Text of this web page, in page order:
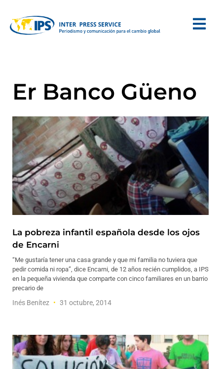
Er Banco Güeno
La pobreza infantil española desde los ojos
de Encarni
“Me gustaría tener una casa grande y que mi familia no tuviera que
pedir comida ni ropa”, dice Encarni, de 12 años recién cumplidos, a IPS
en la pequeña vivienda que comparte con cinco familiares en un barrio
precario de
Inés Benítez 31 octubre, 2014